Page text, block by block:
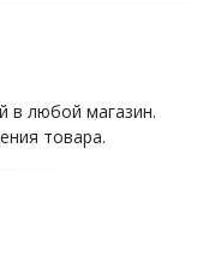
в любой магазин.
товара.